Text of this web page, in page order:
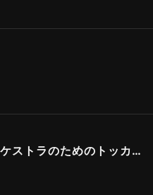
二十絃琴とオーケストラのためのトッカータ的即興協奏曲